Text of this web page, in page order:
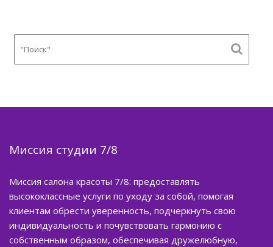
Миссия студии 7/8
Миссия салона красоты 7/8: предоставлять
высококлассные услуги по уходу за собой, помогая
клиентам обрести уверенность, подчеркнуть свою
индивидуальность и почувствовать гармонию с
собственным образом, обеспечивая дружелюбную,